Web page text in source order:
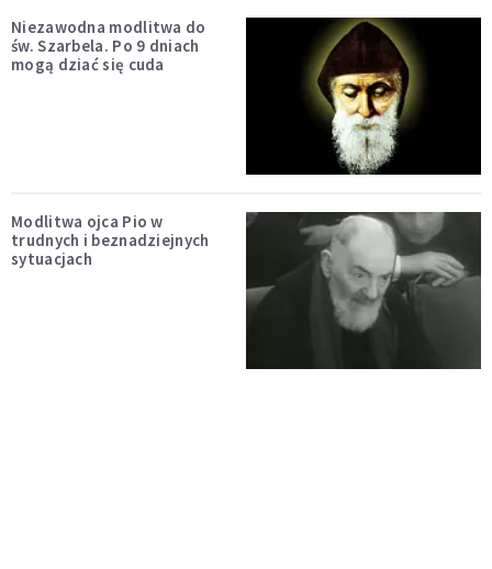
Niezawodna modlitwa do
św. Szarbela. Po 9 dniach
mogą dziać się cuda
Modlitwa ojca Pio w
trudnych i beznadziejnych
sytuacjach